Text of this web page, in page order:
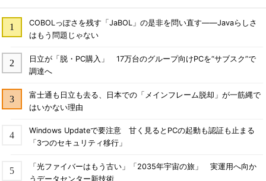
COBOLっぽさを残す「JaBOL」の是非を問い直す――Javaらしさ
はもう問題じゃない
日立が「脱・PC購入」 17万台のグループ向けPCを“サブスク”で
調達へ
富士通も日立も去る、日本での「メインフレーム脱却」が一筋縄で
はいかない理由
Windows Updateで要注意 甘く見るとPCの起動も認証も止まる
「3つのセキュリティ移行」
「光ファイバーはもう古い」「2035年宇宙の旅」 実運用へ向か
うデータセンター新技術